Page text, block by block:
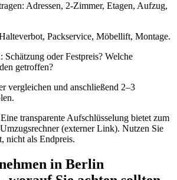
Adressen, 2‑Zimmer, Etagen, Aufzug,
Packservice, Möbellift, Montage.
Schätzung oder Festpreis? Welche
getroffen?
vergleichen und anschließend 2–3
transparente Aufschlüsselung bietet zum
(externer Link). Nutzen Sie
nicht als Endpreis.
in Berlin